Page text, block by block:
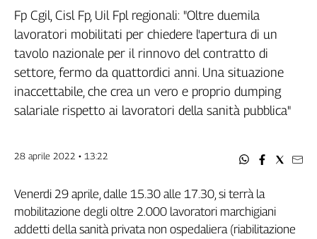
Filctem
Fillea
Filt
Nidil
Spi
Inca
Caaf
Fp Cgil, Cisl Fp, Uil Fpl regionali: "Oltre duemila
lavoratori mobilitati per chiedere l'apertura di un
tavolo nazionale per il rinnovo del contratto di
settore, fermo da quattordici anni. Una situazione
inaccettabile, che crea un vero e proprio dumping
salariale rispetto ai lavoratori della sanità pubblica"
28 aprile 2022 • 13:22
Venerdi 29 aprile, dalle 15.30 alle 17.30, si terrà la
mobilitazione degli oltre 2.000 lavoratori marchigiani
addetti della sanità privata non ospedaliera (riabilitazione